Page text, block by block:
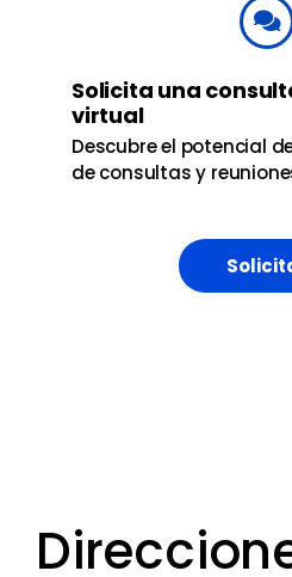
Solicita una
virtual
Descubre el potencial
de consultas y